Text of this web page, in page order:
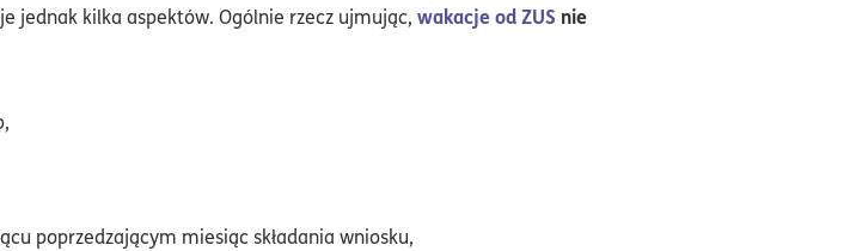
jednak kilka aspektów. Ogólnie rzecz ujmując, wakacje od ZUS nie
poprzedzającym miesiąc składania wniosku,